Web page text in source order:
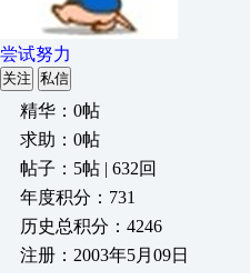
尝试努力
关注 私信
精华：0帖
求助：0帖
帖子：5帖 | 632回
年度积分：731
历史总积分：4246
注册：2003年5月09日